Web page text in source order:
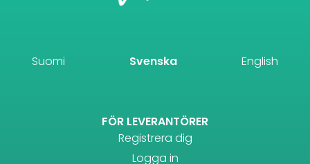
Suomi Svenska English
FÖR LEVERANTÖRER
Registrera dig
Logga in